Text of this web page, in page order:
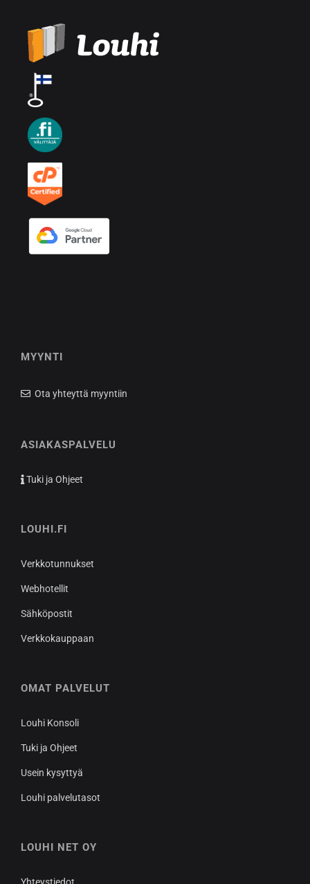
MYYNTI
Ota yhteyttä myyntiin
ASIAKASPALVELU
Tuki ja Ohjeet
LOUHI.FI
Verkkotunnukset
Webhotellit
Sähköpostit
Verkkokauppaan
OMAT PALVELUT
Louhi Konsoli
Tuki ja Ohjeet
Usein kysyttyä
Louhi palvelutasot
LOUHI NET OY
Yhteystiedot